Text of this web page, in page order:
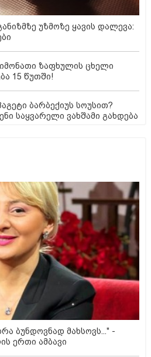
უზმოზე ყავის დალევა:
ზაფხულის ცხელი
15 წუთში!
ბარბექიუს სოუსით?
საყვარელი ვახშამი გახდება
ბუნდოვნად მახსოვს..." -
ერთი ამბავი